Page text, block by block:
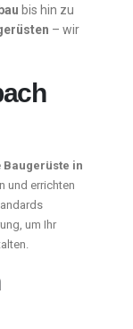
bis hin zu
– wir
Baugerüste in
und errichten
um Ihr